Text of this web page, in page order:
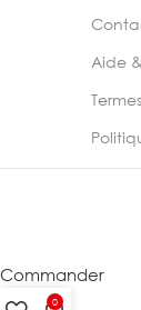
Aide
0
Commander